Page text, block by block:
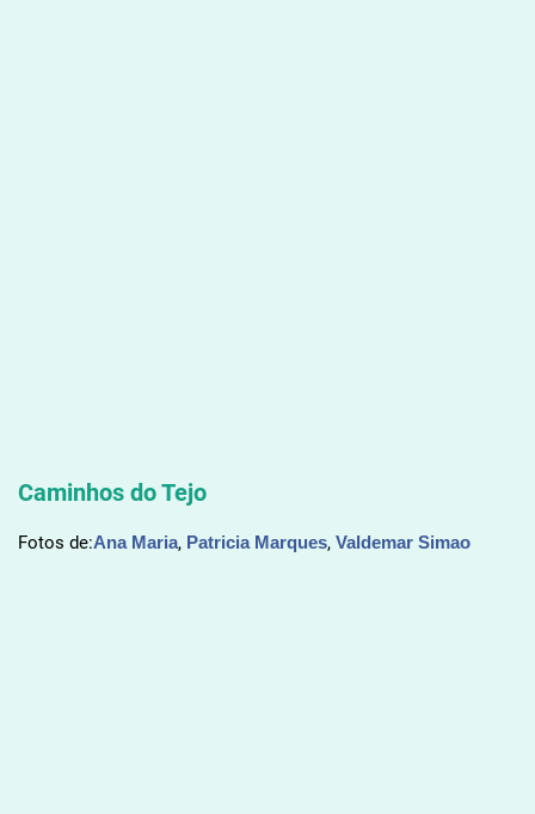
Caminhos do Tejo
Fotos de:Ana Maria, Patricia Marques, Valdemar Simao